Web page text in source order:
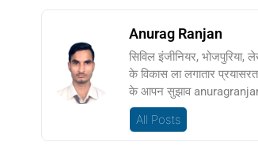
Anurag Ranjan
सिविल इंजीनियर,
के विकास ला लगातार
के आपन सुझाव
All Posts